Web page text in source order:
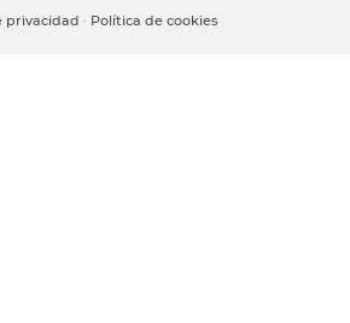
privacidad · Política de cookies